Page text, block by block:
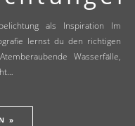
lernst du den richtigen
Wasserfälle,
»